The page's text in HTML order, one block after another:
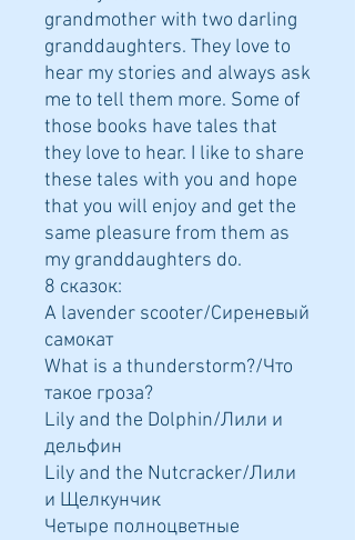
grandmother with two darling
granddaughters. They love to
hear my stories and always ask
me to tell them more. Some of
those books have tales that
they love to hear. I like to share
these tales with you and hope
that you will enjoy and get the
same pleasure from them as
my granddaughters do.
8 сказок:
A lavender scooter/Сиреневый
самокат
What is a thunderstorm?/Что
такое гроза?
Lily and the Dolphin/Лили и
дельфин
Lily and the Nutcracker/Лили
и Щелкунчик
Четыре полноцветные